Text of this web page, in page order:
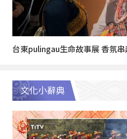
台東pulingau生命故事展 香氛
文化小辭典